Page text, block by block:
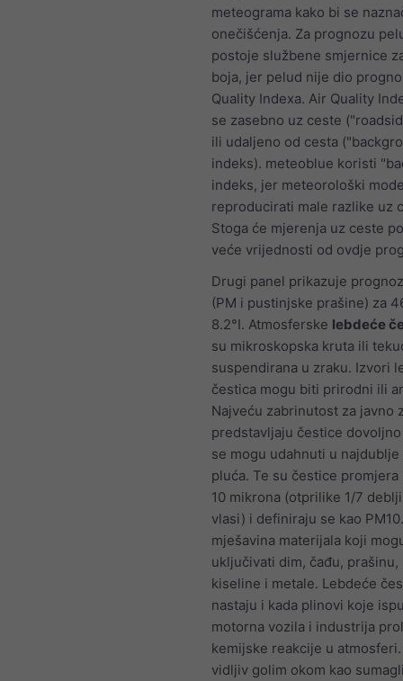
meteograma kako bi se
onečišćenja. Za prognozu
postoje službene smjernice
boja, jer pelud nije dio
Quality Indexa. Air Quality
se zasebno uz ceste
ili udaljeno od cesta
indeks). meteoblue koristi
indeks, jer meteorološki
reproducirati male razlike uz
Stoga će mjerenja uz ceste
veće vrijednosti od ovdje
Drugi panel prikazuje
(PM i pustinjske prašine) za
8.2°I. Atmosferske lebdeće
su mikroskopska kruta ili
suspendirana u zraku. Izvori
čestica mogu biti prirodni ili
Najveću zabrinutost za javno
predstavljaju čestice
se mogu udahnuti u
pluća. Te su čestice promjera
10 mikrona (otprilike 1/7
vlasi) i definiraju se kao
mješavina materijala koji
uključivati dim, čađu, prašinu,
kiseline i metale. Lebdeće
nastaju i kada plinovi koje
motorna vozila i industrija
kemijske reakcije u atmosferi.
vidljiv golim okom kao